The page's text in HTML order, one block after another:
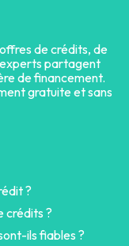
de crédits, de
partagent
de financement.
gratuite et sans
?
crédits ?
ils fiables ?